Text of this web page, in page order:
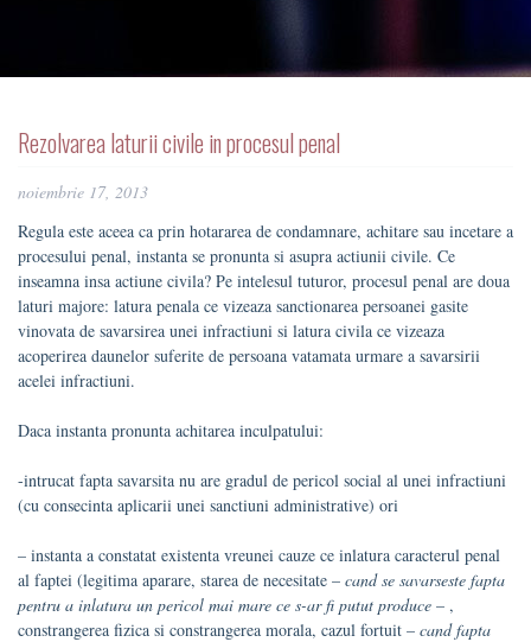
Rezolvarea laturii civile in procesul penal
noiembrie 17, 2013
Regula este aceea ca prin hotararea de condamnare, achitare sau incetare a
procesului penal, instanta se pronunta si asupra actiunii civile. Ce
inseamna insa actiune civila? Pe intelesul tuturor, procesul penal are doua
laturi majore: latura penala ce vizeaza sanctionarea persoanei gasite
vinovata de savarsirea unei infractiuni si latura civila ce vizeaza
acoperirea daunelor suferite de persoana vatamata urmare a savarsirii
acelei infractiuni.
Daca instanta pronunta achitarea inculpatului:
-intrucat fapta savarsita nu are gradul de pericol social al unei infractiuni
(cu consecinta aplicarii unei sanctiuni administrative) ori
– instanta a constatat existenta vreunei cauze ce inlatura caracterul penal
al faptei (legitima aparare, starea de necesitate – cand se savarseste fapta
pentru a inlatura un pericol mai mare ce s-ar fi putut produce – ,
constrangerea fizica si constrangerea morala, cazul fortuit – cand fapta